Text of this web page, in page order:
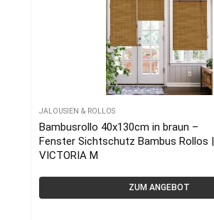
JALOUSIEN & ROLLOS
Bambusrollo 40x130cm in braun –
Fenster Sichtschutz Bambus Rollos |
VICTORIA M
ZUM ANGEBOT